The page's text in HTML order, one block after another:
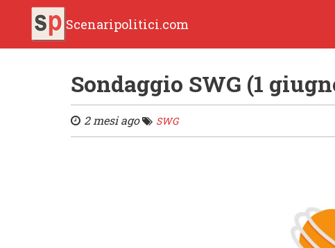
Scenaripolitici.com
Sondaggio SWG (1
2 mesi ago SWG